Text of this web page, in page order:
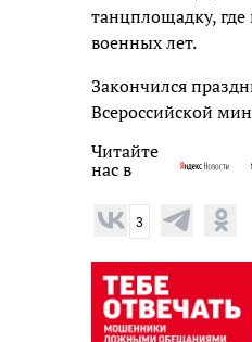
танцплощадку,
военных лет.
Закончился
Всероссийской
Читайте
нас в
3